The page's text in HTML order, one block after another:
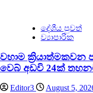
දේශීය පුවත්
ව්‍යාපාරික
වහාම ක්‍රියාත්මකවන
වෙබ් අඩවි 24ක්
Editor3 August 5,